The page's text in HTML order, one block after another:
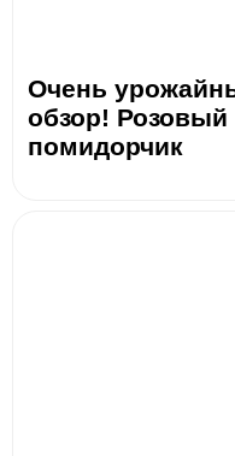
Очень
обзор! Розовый
помидорчик